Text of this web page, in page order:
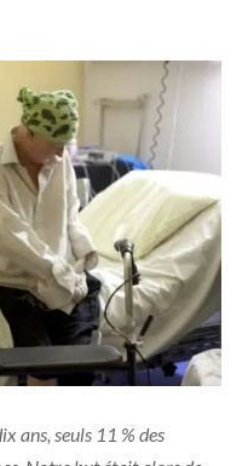
ans, seuls 11 % des